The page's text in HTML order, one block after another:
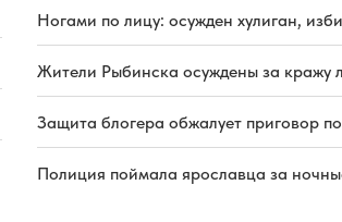
Ногами по лицу: осужден хулиган,
Жители Рыбинска осуждены за кражу
Защита блогера обжалует приговор
Полиция поймала ярославца за